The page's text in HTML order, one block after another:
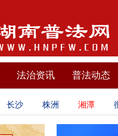
法治资讯 普法动态
长沙 株洲 湘潭